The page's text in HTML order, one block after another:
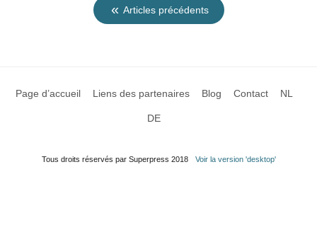
Articles précédents
Page d’accueil Liens des partenaires Blog Contact NL
DE
Tous droits réservés par Superpress 2018 Voir la version 'desktop'